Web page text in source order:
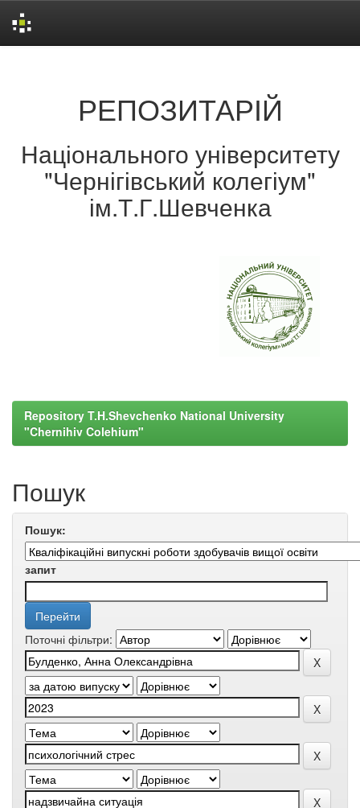
РЕПОЗИТАРІЙ
Національного університету
"Чернігівський колегіум"
ім.Т.Г.Шевченка
Repository T.H.Shevchenko National University
"Chernihiv Colehium"
Пошук
Пошук:
запит
Поточні фільтри: